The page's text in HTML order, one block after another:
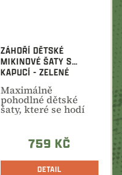
ZÁHOŘÍ DĚTSKÉ
MIKINOVÉ ŠATY S
KAPUCÍ - ZELENÉ
Maximálně
pohodlné dětské
šaty, které se hodí
do školky, na výlety i
759 KČ
DETAIL